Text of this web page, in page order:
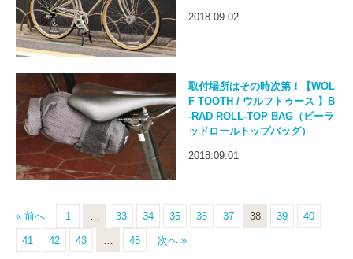
2018.09.02
取付場所はその時次第！【WOL
F TOOTH / ウルフトゥース 】B
-RAD ROLL-TOP BAG（ビーラ
ッドロールトップバッグ）
2018.09.01
« 前へ 1 … 33 34 35 36 37 38 39 40
41 42 43 … 48 次へ »